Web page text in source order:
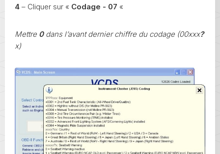
4 – Cliquer sur « Codage - 07 «
Mettre0dans l’avant dernier chiffre du codage (00xxx?
x)